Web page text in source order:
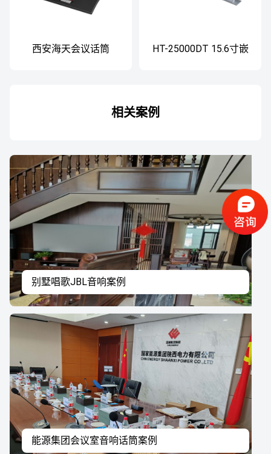
西安海天会议话筒
HT-25000DT 15.6寸嵌
相关案例
别墅唱歌JBL音响案例
能源集团会议室音响话筒案例